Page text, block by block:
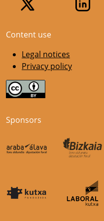
Content use
Legal notices
Privacy policy
Sponsors